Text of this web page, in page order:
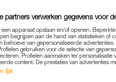
UIT
JENNIE
19-06-2024 |
Een Huis Vol
partners verwerken gegevens voor
apparaat opslaan en/of openen.
begrijpen aan de hand van statistieken of
behoeve van gepersonaliseerde
gebruiken voor de selectie van
Profielen aanmaken ter
content. De prestaties van advertenties
lijst